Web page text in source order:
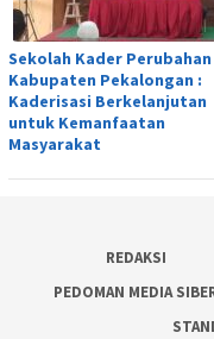
Sekolah Kader Perubahan
Kabupaten Pekalongan :
Kaderisasi Berkelanjutan
untuk Kemanfaatan
Masyarakat
REDAKSI
PEDOMAN MEDIA